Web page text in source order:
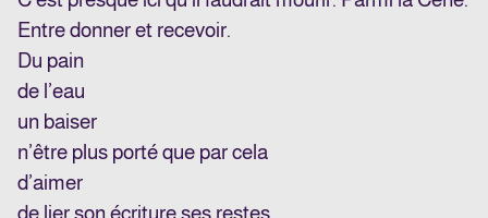
Entre donner et recevoir.
Du pain
de l’eau
un baiser
n’être plus porté que par cela
d’aimer